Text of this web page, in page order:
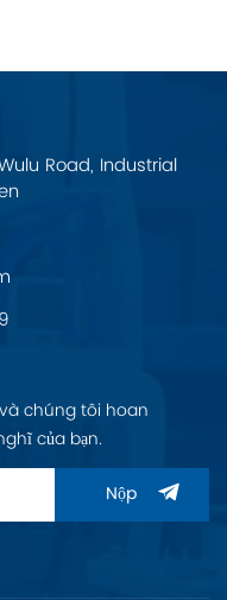
Road, Industrial
chúng tôi hoan
của bạn.
Nộp